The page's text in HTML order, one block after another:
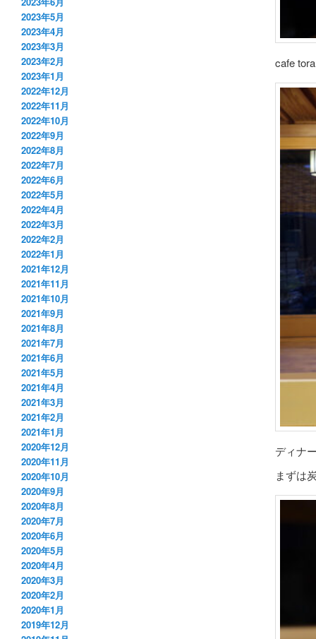
cafe
ディナ
まずは
2023年5月
2023年4月
2023年3月
2023年2月
2023年1月
2022年12月
2022年11月
2022年10月
2022年9月
2022年8月
2022年7月
2022年6月
2022年5月
2022年4月
2022年3月
2022年2月
2022年1月
2021年12月
2021年11月
2021年10月
2021年9月
2021年8月
2021年7月
2021年6月
2021年5月
2021年4月
2021年3月
2021年2月
2021年1月
2020年12月
2020年11月
2020年10月
2020年9月
2020年8月
2020年7月
2020年6月
2020年5月
2020年4月
2020年3月
2020年2月
2020年1月
2019年12月